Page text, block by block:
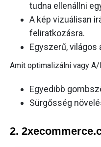
tudna ellenállni
A kép vizuálisan
feliratkozásra.
Egyszerű, világos
Amit optimalizálni vagy
Egyedibb
Sürgősség
2.